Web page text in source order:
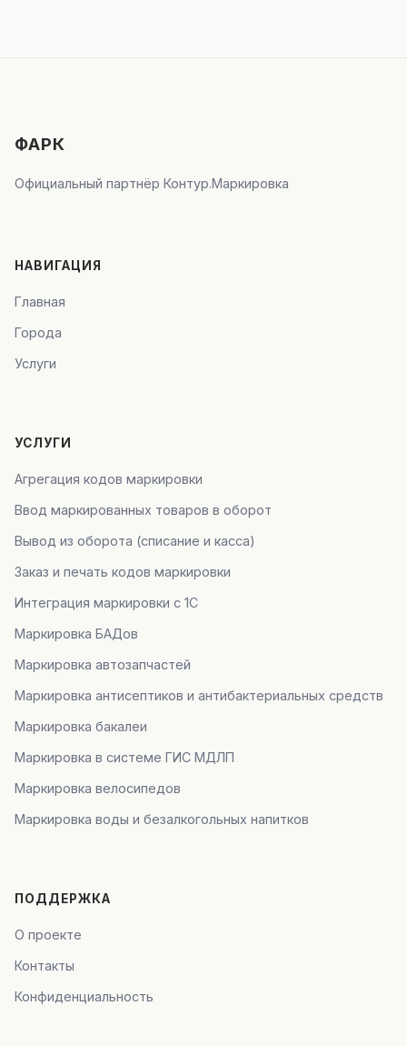
ФАРК
Официальный партнёр Контур.Маркировка
НАВИГАЦИЯ
Главная
Города
Услуги
УСЛУГИ
Агрегация кодов маркировки
Ввод маркированных товаров в оборот
Вывод из оборота (списание и касса)
Заказ и печать кодов маркировки
Интеграция маркировки с 1С
Маркировка БАДов
Маркировка автозапчастей
Маркировка антисептиков и антибактериальных средств
Маркировка бакалеи
Маркировка в системе ГИС МДЛП
Маркировка велосипедов
Маркировка воды и безалкогольных напитков
ПОДДЕРЖКА
О проекте
Контакты
Конфиденциальность